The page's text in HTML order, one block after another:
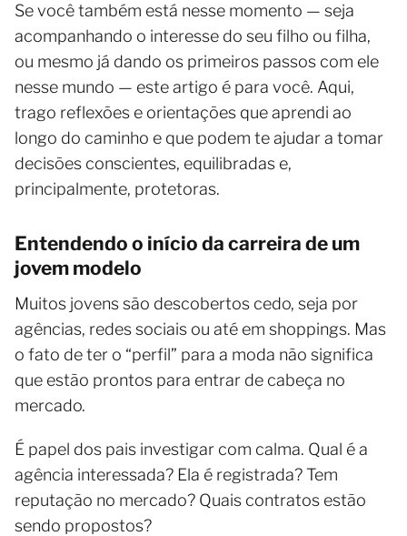
Se você também está nesse momento — seja
acompanhando o interesse do seu filho ou filha,
ou mesmo já dando os primeiros passos com ele
nesse mundo — este artigo é para você. Aqui,
trago reflexões e orientações que aprendi ao
longo do caminho e que podem te ajudar a tomar
decisões conscientes, equilibradas e,
principalmente, protetoras.
Entendendo o início da carreira de um
jovem modelo
Muitos jovens são descobertos cedo, seja por
agências, redes sociais ou até em shoppings. Mas
o fato de ter o “perfil” para a moda não significa
que estão prontos para entrar de cabeça no
mercado.
É papel dos pais investigar com calma. Qual é a
agência interessada? Ela é registrada? Tem
reputação no mercado? Quais contratos estão
sendo propostos?